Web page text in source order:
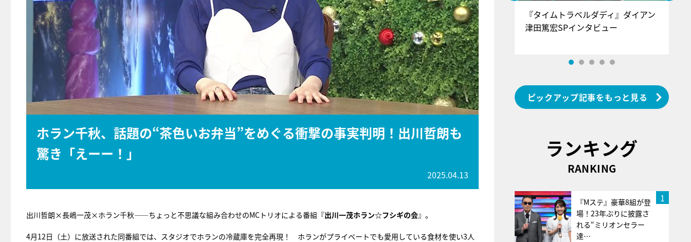
ホラン千秋、話題の“茶色いお弁当”をめぐる衝撃の事実判明！出川哲朗も
驚き「えーー！」
2025.04.13
出川哲朗×長嶋一茂×ホラン千秋――ちょっと不思議な組み合わせのMCトリオによる番組『出川一茂ホラン☆フシギの会』。
4月12日（土）に放送された同番組では、スタジオでホランの冷蔵庫を完全再現！ ホランがプライベートでも愛用している食材を使い3人
『アイ＝ラブ！げーみんぐ』＝LOV
E齋藤樹愛羅＆佐々木舞香SPインタ
ビュー
『タイムトラベルダディ』ダイアン
津田篤宏SPインタビュー
ピックアップ記事をもっと見る
ランキング
RANKING
1
『Mステ』豪華8組が登
場！23年ぶりに披露さ
れる“ミリオンセラー
達…